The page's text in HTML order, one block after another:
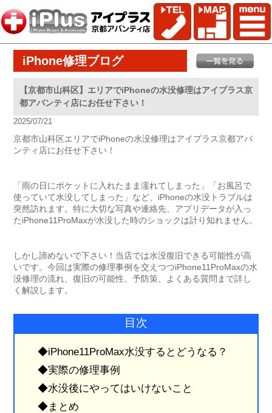
iPhone修理ブログ
【京都市山科区】エリアでiPhoneの水没修理はアイプラス京
都アバンティ店にお任せ下さい！
2025/07/21
京都市山科区エリアでiPhoneの水没修理はアイプラス京都アバ
ンティ店にお任せ下さい！
「雨の日にポケットに入れたまま濡れてしまった」「お風呂で
使っていて水没してしまった」など、iPhoneの水没トラブルは
突然訪れます。特に大切な写真や連絡先、アプリデータが入っ
たiPhone11ProMaxが水没した時のショックは計り知れません。
しかし諦めないで下さい！当店では水没復旧できる可能性が高
いです。今回は実際の修理事例を交えつつiPhone11ProMaxの水
没修理の流れ、復旧の可能性、予防策、よくある質問まで詳し
く解説します。
目次
◆iPhone11ProMax水没するとどうなる？
◆実際の修理事例
◆水没後にやってはいけないこと
◆まとめ